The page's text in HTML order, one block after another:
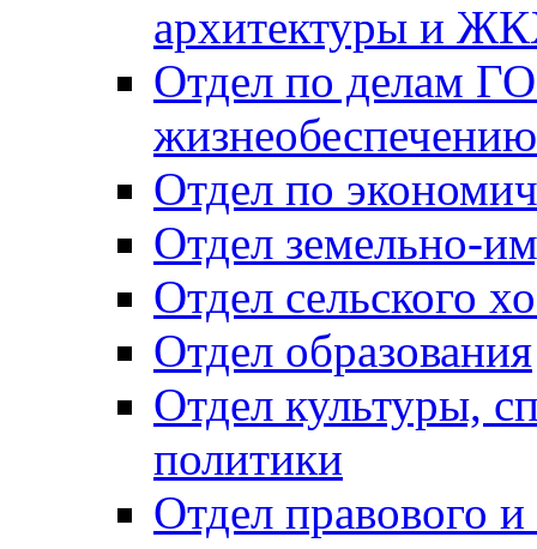
архитектуры и
Отдел по делам
Отдел по
Отдел земельно-
Отдел сельского
Отдел образования
Отдел культуры,
политики
Отдел правового